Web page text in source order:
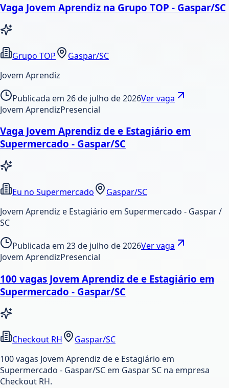
Vaga Jovem Aprendiz na Grupo TOP - Gaspar/SC
Grupo TOP
Gaspar/SC
Jovem Aprendiz
Publicada em 26 de julho de 2026Ver vaga
Jovem AprendizPresencial
Vaga Jovem Aprendiz de e Estagiário em
Supermercado - Gaspar/SC
Eu no Supermercado
Gaspar/SC
Jovem Aprendiz e Estagiário em Supermercado - Gaspar /
SC
Publicada em 23 de julho de 2026Ver vaga
Jovem AprendizPresencial
100 vagas Jovem Aprendiz de e Estagiário em
Supermercado - Gaspar/SC
Checkout RH
Gaspar/SC
100 vagas Jovem Aprendiz de e Estagiário em
Supermercado - Gaspar/SC em Gaspar SC na empresa
Checkout RH.